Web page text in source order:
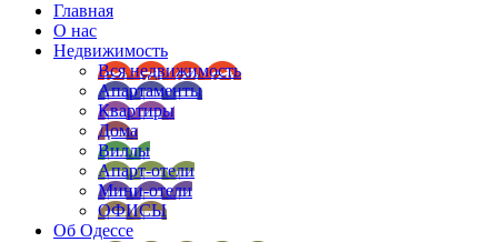
Главная
О нас
Недвижимость
Вся недвижимость
Апартаменты
Квартиры
Дома
Виллы
Апарт-отели
Мини-отели
ОФИСЫ
Об Одессе